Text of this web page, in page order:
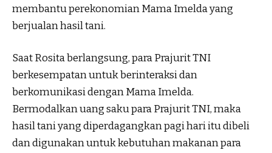
membantu perekonomian Mama Imelda yang
berjualan hasil tani.
Saat Rosita berlangsung, para Prajurit TNI
berkesempatan untuk berinteraksi dan
berkomunikasi dengan Mama Imelda.
Bermodalkan uang saku para Prajurit TNI, maka
hasil tani yang diperdagangkan pagi hari itu dibeli
dan digunakan untuk kebutuhan makanan para